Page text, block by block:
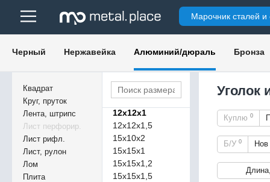
Марочник сталей и
Черный Нержавейка Алюминий/дюраль Бронза
Квадрат
Круг, пруток
Лента, штрипс
Лист перфорир.
Лист рифл.
Лист, рулон
Лом
Плита
10х10х1,2
10х10х2
10х20х1,2
12х12х1
12х12х1,5
15х10х2
15х15х1
15х15х1,2
15х15х1,5
Уголок
Куплю 0
Б/У 0 Нов